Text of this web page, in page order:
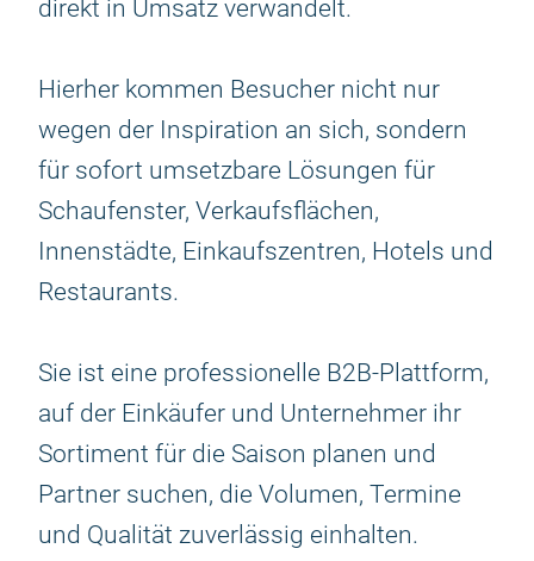
direkt in Umsatz verwandelt.
Hierher kommen Besucher nicht nur
wegen der Inspiration an sich, sondern
für sofort umsetzbare Lösungen für
Schaufenster, Verkaufsflächen,
Innenstädte, Einkaufszentren, Hotels und
Restaurants.
Sie ist eine professionelle B2B-Plattform,
auf der Einkäufer und Unternehmer ihr
Sortiment für die Saison planen und
Partner suchen, die Volumen, Termine
und Qualität zuverlässig einhalten.